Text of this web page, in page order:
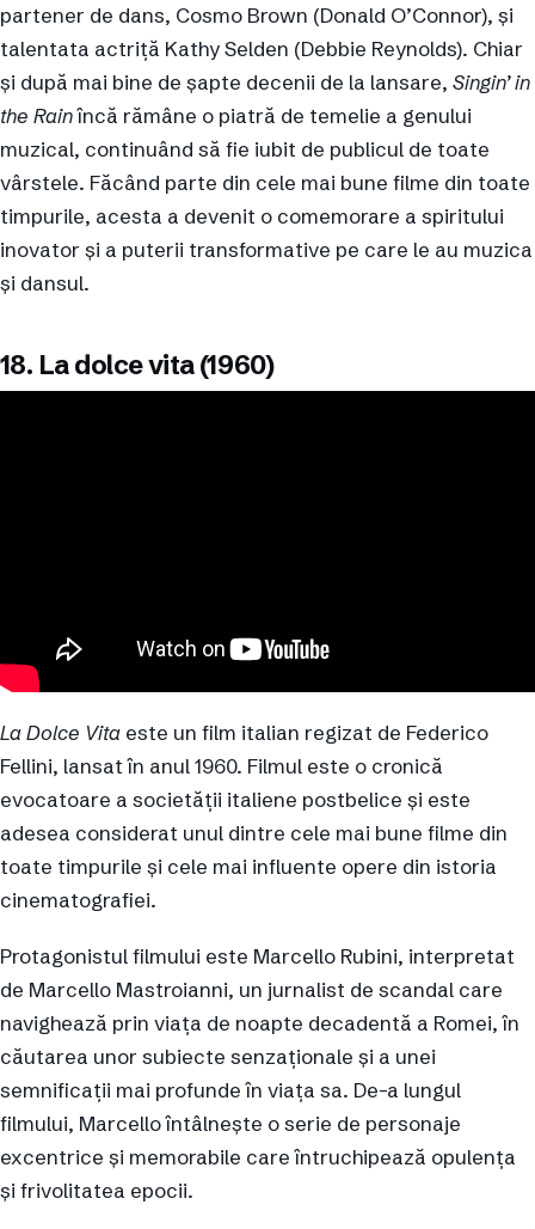
partener de dans, Cosmo Brown (Donald O’Connor), și
talentata actriță Kathy Selden (Debbie Reynolds). Chiar
și după mai bine de șapte decenii de la lansare, Singin’ in
the Rainîncă rămâne o piatră de temelie a genului
muzical, continuând să fie iubit de publicul de toate
vârstele. Făcând parte din cele mai bune filme din toate
timpurile, acesta a devenit o comemorare a spiritului
inovator și a puterii transformative pe care le au muzica
și dansul.
18. La dolce vita (1960)
La Dolce Vita este un film italian regizat de Federico
Fellini, lansat în anul 1960. Filmul este o cronică
evocatoare a societății italiene postbelice și este
adesea considerat unul dintre cele mai bune filme din
toate timpurile și cele mai influente opere din istoria
cinematografiei.
Protagonistul filmului este Marcello Rubini, interpretat
de Marcello Mastroianni, un jurnalist de scandal care
navighează prin viața de noapte decadentă a Romei, în
căutarea unor subiecte senzaționale și a unei
semnificații mai profunde în viața sa. De-a lungul
filmului, Marcello întâlnește o serie de personaje
excentrice și memorabile care întruchipează opulența
și frivolitatea epocii.